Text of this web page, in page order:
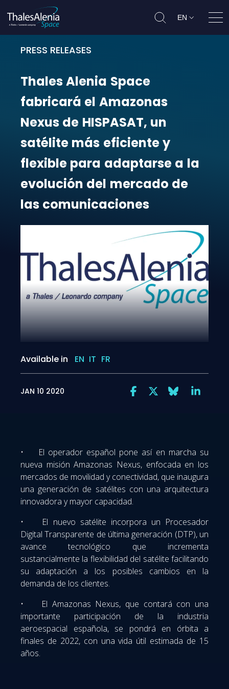
EN
PRESS RELEASES
Thales Alenia Space fabricará el
ThalesAlenia Space
fabricará el Amazonas
Nexus de HISPASAT, un
satélite más eficientey
flexible para adaptarse a la
evolución del mercado de
las comunicaciones
Available in EN IT FR
JAN 10 2020
• El operador español pone así en marcha su
nueva misión Amazonas Nexus, enfocada en los
mercados de movilidad y conectividad, que inaugura
una generación de satélites con una arquitectura
innovadora y mayor capacidad.
• El nuevo satélite incorpora un Procesador
Digital Transparente de última generación (DTP), un
avance tecnológico que incrementa
sustancialmente la flexibilidad del satélite facilitando
su adaptación a los posibles cambios en la
demanda de los clientes.
• El Amazonas Nexus, que contará con una
importante participación de la industria
aeroespacial española, se pondrá en órbita a
finales de 2022, con una vida útil estimada de 15
años.